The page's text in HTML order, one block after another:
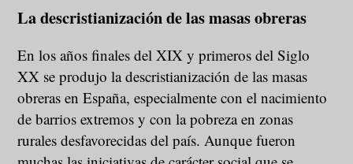
La descristianización de las masas obreras
En los años finales del XIX y primeros del Siglo
XX se produjo la descristianización de las masas
obreras en España, especialmente con el nacimiento
de barrios extremos y con la pobreza en zonas
rurales desfavorecidas del país. Aunque fueron